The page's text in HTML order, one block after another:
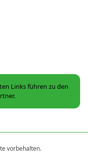
Links führen zu den
vorbehalten.